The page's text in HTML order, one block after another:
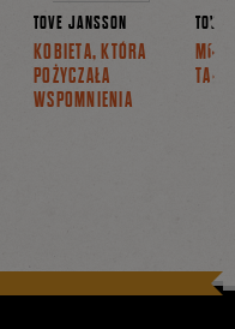
TOVE JANSSON
KOBIETA, KTÓRA
POŻYCZAŁA
WSPOMNIENIA
TOVE